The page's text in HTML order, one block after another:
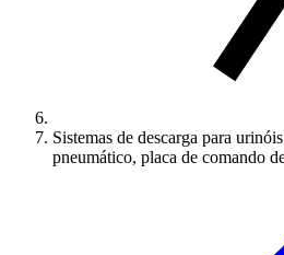
Sistemas de descarga para
pneumático, placa de comando